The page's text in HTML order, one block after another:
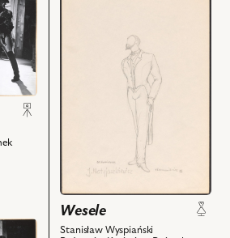
powiązanych
nim
obiektów
Wesele
Stanisław Wyspiański